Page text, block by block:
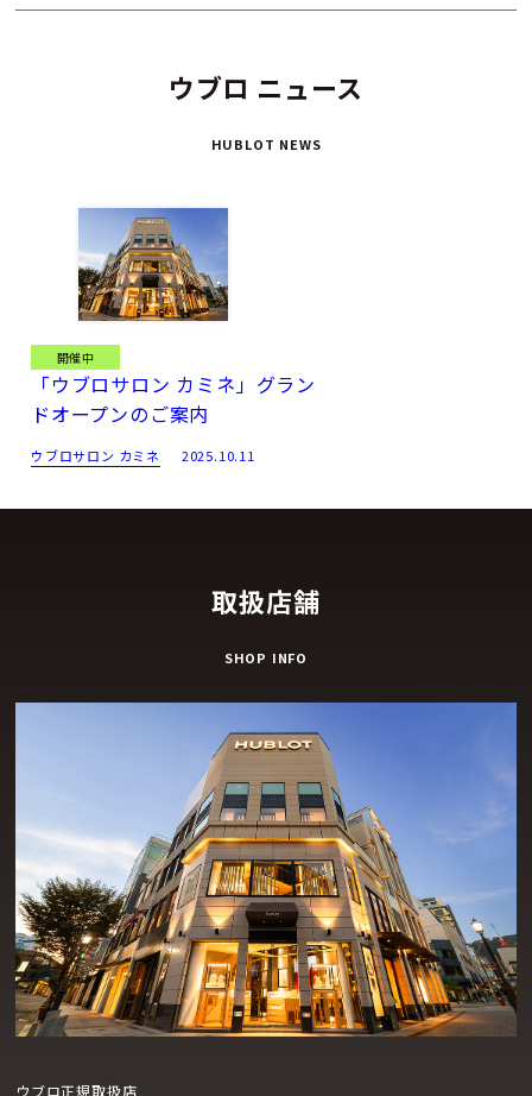
ウブロ ニュース
HUBLOT NEWS
開催中
「ウブロサロン カミネ」グラン
ドオープンのご案内
ウブロサロン カミネ 2025.10.11
取扱店舗
SHOP INFO
ウブロ正規取扱店